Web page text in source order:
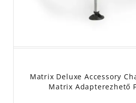
Matrix Deluxe Accessory
Matrix Adapterezhető